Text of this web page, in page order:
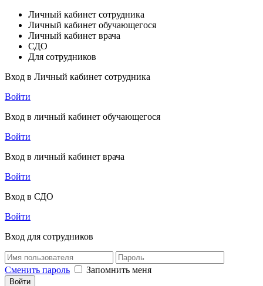
Личный кабинет сотрудника
Личный кабинет обучающегося
Личный кабинет врача
СДО
Для сотрудников
Вход в Личный кабинет сотрудника
Войти
Вход в личный кабинет обучающегося
Войти
Вход в личный кабинет врача
Войти
Вход в СДО
Войти
Вход для сотрудников
Сменить пароль Запомнить меня